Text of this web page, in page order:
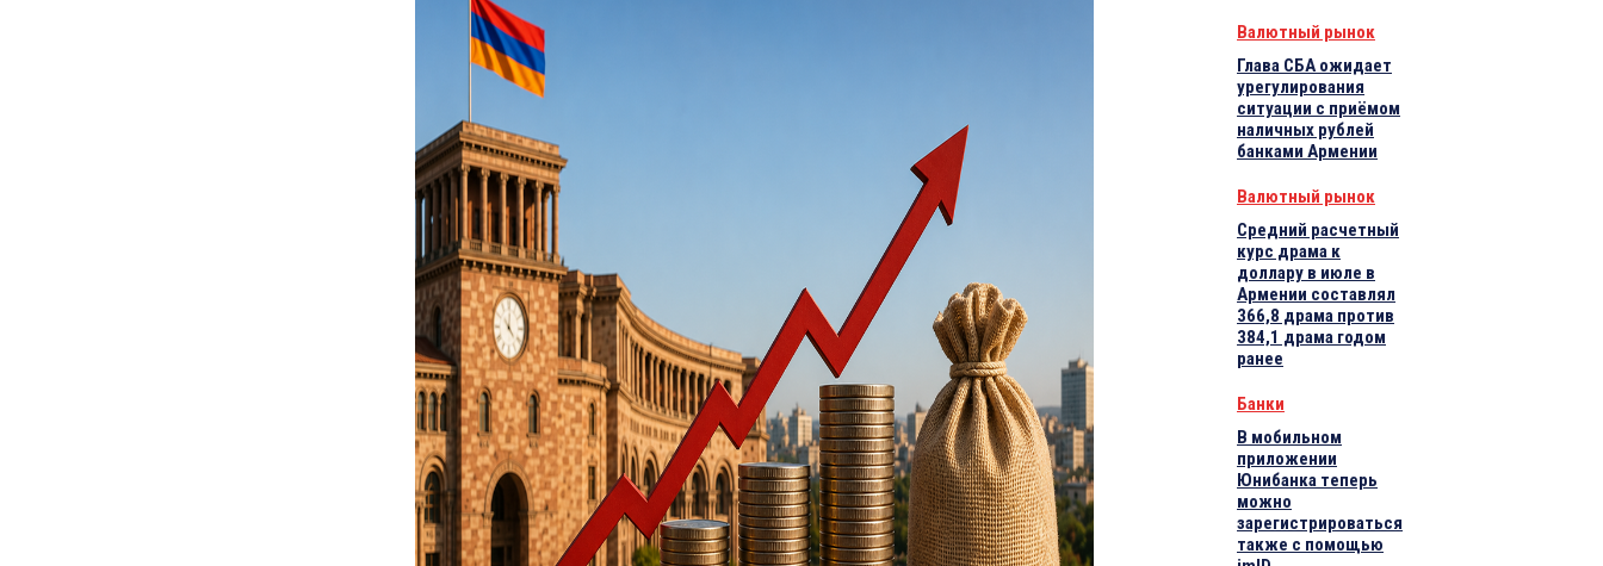
Валютный рынок
Глава СБА ожидает
урегулирования
ситуации с приёмом
наличных рублей
банками Армении
Валютный рынок
Средний расчетный
курс драма к
доллару в июле в
Армении составлял
366,8 драма против
384,1 драма годом
ранее
Банки
В мобильном
приложении
Юнибанка теперь
можно
зарегистрироваться
также с помощью